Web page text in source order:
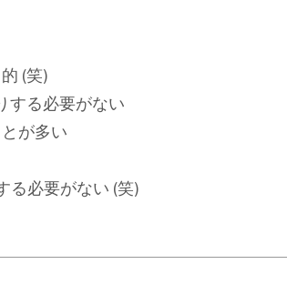
(笑)
する必要がない
が多い
る必要がない (笑)